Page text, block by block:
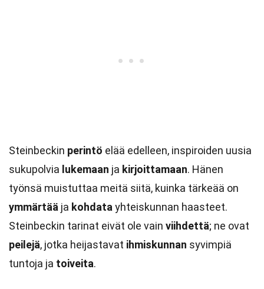
Steinbeckin perintö elää edelleen, inspiroiden uusia
sukupolvia lukemaan ja kirjoittamaan. Hänen
työnsä muistuttaa meitä siitä, kuinka tärkeää on
ymmärtää ja kohdata yhteiskunnan haasteet.
Steinbeckin tarinat eivät ole vain viihdettä; ne ovat
peilejä, jotka heijastavat ihmiskunnan syvimpiä
tuntoja ja toiveita.